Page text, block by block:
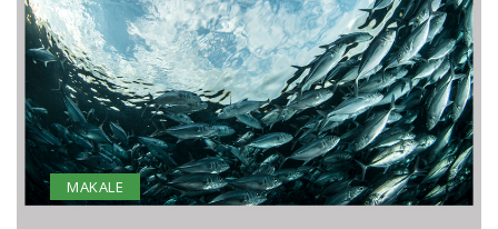
MAKALE